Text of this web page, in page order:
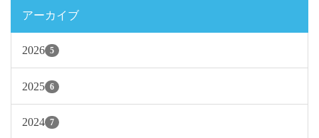
アーカイブ
2026 5
2025 6
2024 7